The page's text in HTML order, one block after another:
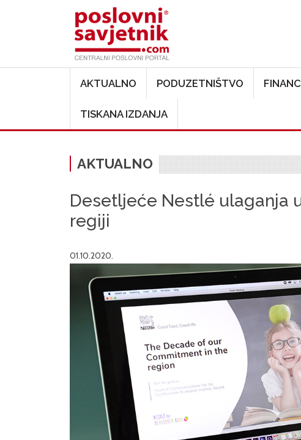
AKTUALNO PODUZETNIŠTVO
TISKANA IZDANJA
AKTUALNO
Desetljeće Nestlé ulaganja
regiji
01.10.2020.